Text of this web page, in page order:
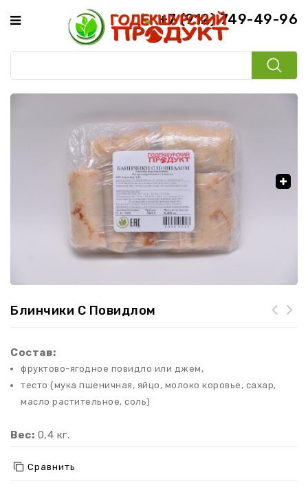
+7 (912) 749-49-96
Блинчики С Повидлом
Состав:
фруктово-ягодное повидло или джем,
тесто (мука пшеничная, яйцо, молоко коровье, сахар,
масло растительное, соль)
Вес: 0,4 кг.
Сравнить